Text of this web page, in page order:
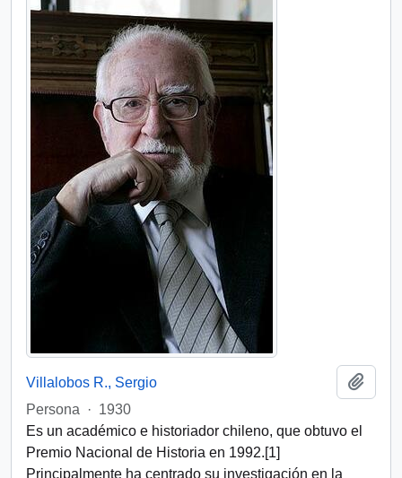
Villalobos R., Sergio
Persona
· 1930
Es un académico e historiador chileno, que obtuvo el
Premio Nacional de Historia en 1992.[1]​
Principalmente ha centrado su investigación en la